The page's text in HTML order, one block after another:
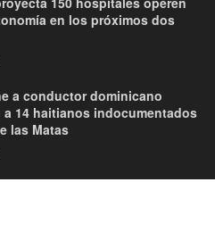
en los próximos dos
a conductor dominicano
14 haitianos indocumentados
las Matas